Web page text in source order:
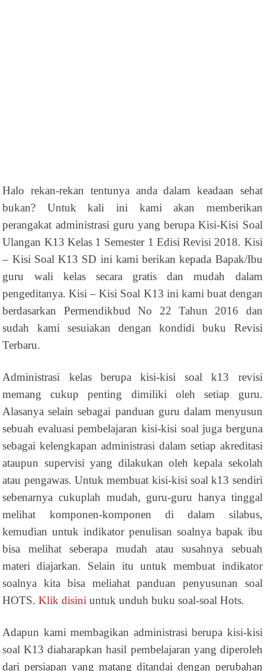
Halo rekan-rekan tentunya anda dalam keadaan sehat
bukan? Untuk kali ini kami akan memberikan
perangakat administrasi guru yang berupa Kisi-Kisi Soal
Ulangan K13 Kelas 1 Semester 1 Edisi Revisi 2018. Kisi
– Kisi Soal K13 SD ini kami berikan kepada Bapak/Ibu
guru wali kelas secara gratis dan mudah dalam
pengeditanya. Kisi – Kisi Soal K13 ini kami buat dengan
berdasarkan Permendikbud No 22 Tahun 2016 dan
sudah kami sesuiakan dengan kondidi buku Revisi
Terbaru.
Administrasi kelas berupa kisi-kisi soal k13 revisi
memang cukup penting dimiliki oleh setiap guru.
Alasanya selain sebagai panduan guru dalam menyusun
sebuah evaluasi pembelajaran kisi-kisi soal juga berguna
sebagai kelengkapan administrasi dalam setiap akreditasi
ataupun supervisi yang dilakukan oleh kepala sekolah
atau pengawas. Untuk membuat kisi-kisi soal k13 sendiri
sebenarnya cukuplah mudah, guru-guru hanya tinggal
melihat komponen-komponen di dalam silabus,
kemudian untuk indikator penulisan soalnya bapak ibu
bisa melihat seberapa mudah atau susahnya sebuah
materi diajarkan. Selain itu untuk membuat indikator
soalnya kita bisa meliahat panduan penyusunan soal
HOTS.Klik disini untuk unduh buku soal-soal Hots.
Adapun kami membagikan administrasi berupa kisi-kisi
soal K13 diaharapkan hasil pembelajaran yang diperoleh
dari persiapan yang matang ditandai dengan perubahan